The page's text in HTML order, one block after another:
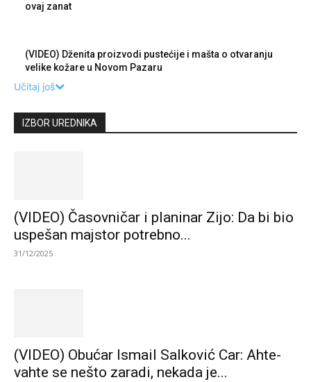
ovaj zanat
(VIDEO) Dženita proizvodi pustećije i mašta o otvaranju
velike kožare u Novom Pazaru
Učitaj još
IZBOR UREDNIKA
(VIDEO) Časovničar i planinar Zijo: Da bi bio
uspešan majstor potrebno...
31/12/2025
(VIDEO) Obućar Ismail Salković Car: Ahte-
vahte se nešto zaradi, nekada je...